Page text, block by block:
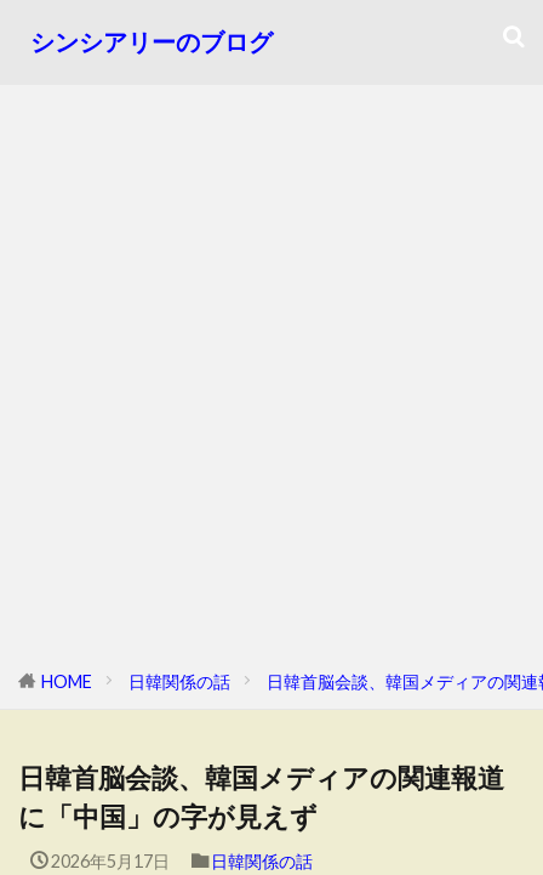
シンシアリーのブログ
HOME 日韓関係の話 日韓首脳会談、韓国メディアの関
日韓首脳会談、韓国メディアの関連報道
に「中国」の字が見えず
2026年5月17日
日韓関係の話